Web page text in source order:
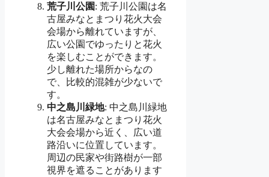
荒子川公園: 荒子川公園は名
古屋みなとまつり花火大会
会場から離れていますが、
広い公園でゆったりと花火
を楽しむことができます。
少し離れた場所からなの
で、比較的混雑が少ないで
す。
中之島川緑地: 中之島川緑地
は名古屋みなとまつり花火
大会会場から近く、広い道
路沿いに位置しています。
周辺の民家や街路樹が一部
視界を遮ることがあります